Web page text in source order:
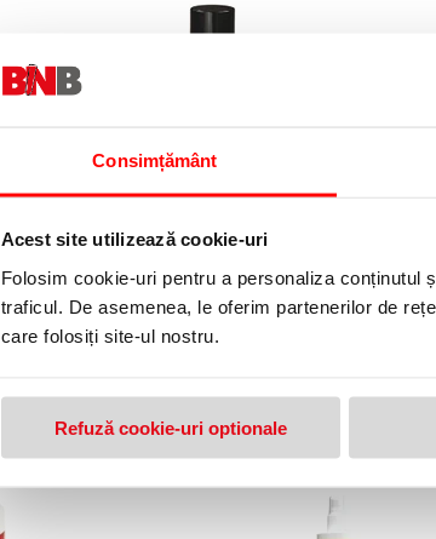
Consimțământ
Acest site utilizează cookie-uri
Folosim cookie-uri pentru a personaliza conținutul
traficul. De asemenea, le oferim partenerilor de
care folosiți site-ul nostru.
Refuză cookie-uri optionale
Spray aer comprimat B-55, 400
139,99 lei
OFERTE